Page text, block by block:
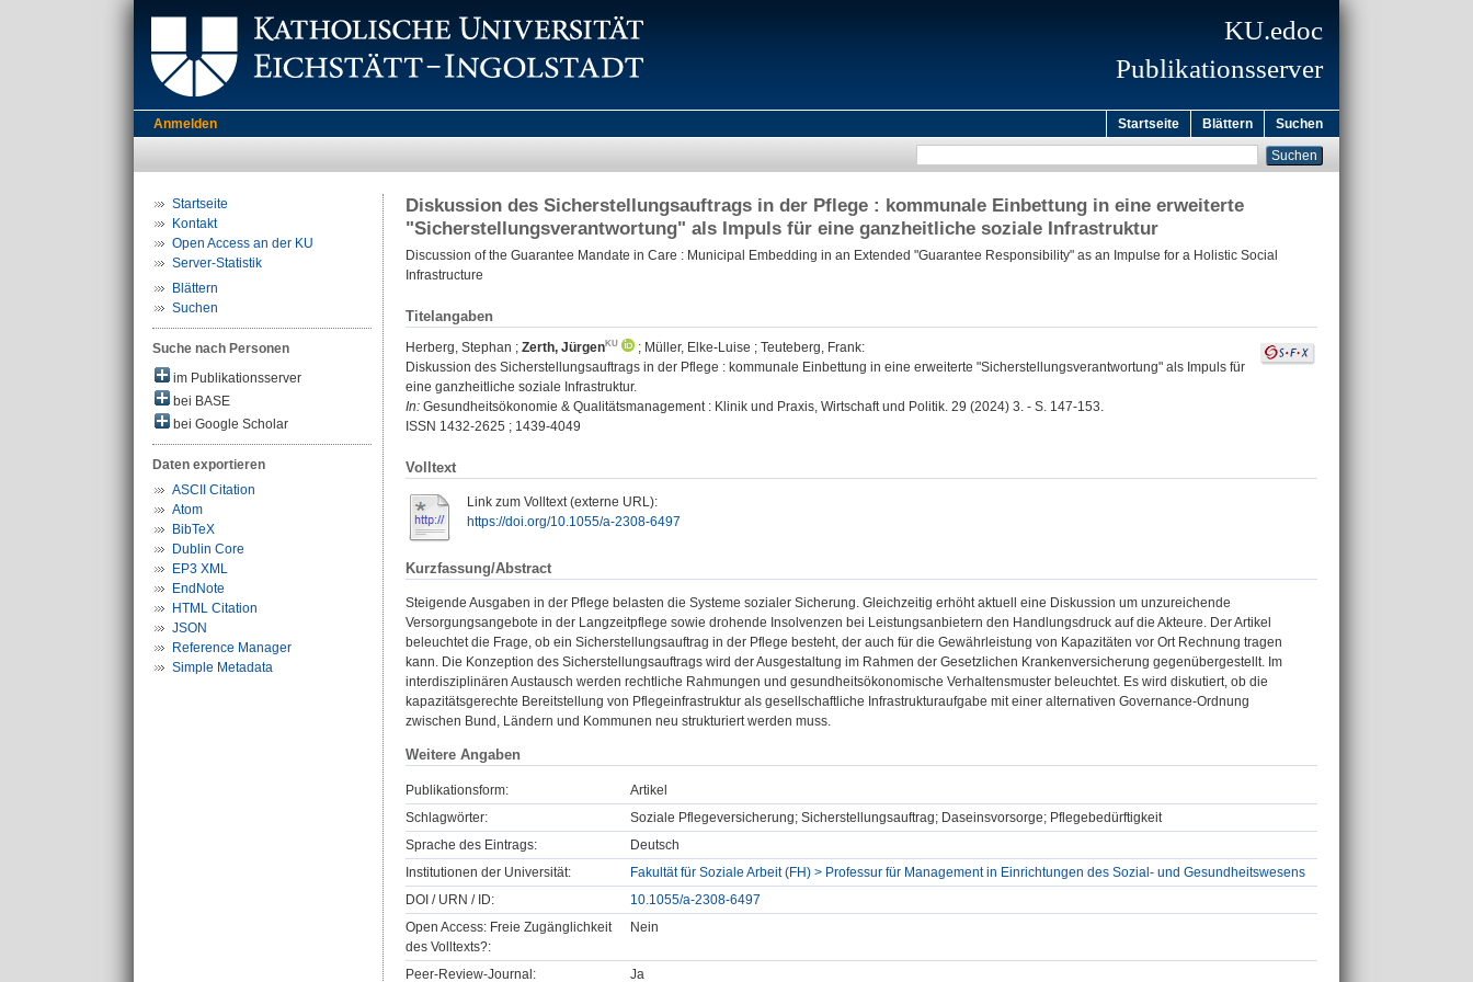
KU.edoc
Publikationsserver
Anmelden Startseite Blättern Suchen
Startseite
Kontakt
Open Access an der KU
Server-Statistik
Blättern
Suchen
Suche nach Personen
im Publikationsserver
bei BASE
bei Google Scholar
Daten exportieren
ASCII Citation
Atom
BibTeX
Dublin Core
EP3 XML
EndNote
HTML Citation
JSON
Reference Manager
Simple Metadata
Diskussion des Sicherstellungsauftrags in der Pflege : kommunale Einbettung in eine erweiterte
"Sicherstellungsverantwortung" als Impuls für eine ganzheitliche soziale Infrastruktur
Discussion of the Guarantee Mandate in Care : Municipal Embedding in an Extended "Guarantee Responsibility" as an Impulse for a Holistic Social
Infrastructure
Titelangaben
Herberg, Stephan ; Zerth, Jürgen ; Müller, Elke-Luise ; Teuteberg, Frank:
Diskussion des Sicherstellungsauftrags in der Pflege : kommunale Einbettung in eine erweiterte "Sicherstellungsverantwortung" als Impuls für
eine ganzheitliche soziale Infrastruktur.
In: Gesundheitsökonomie & Qualitätsmanagement : Klinik und Praxis, Wirtschaft und Politik. 29 (2024) 3. - S. 147-153.
ISSN 1432-2625 ; 1439-4049
Volltext
Link zum Volltext (externe URL):
https://doi.org/10.1055/a-2308-6497
Kurzfassung/Abstract
Steigende Ausgaben in der Pflege belasten die Systeme sozialer Sicherung. Gleichzeitig erhöht aktuell eine Diskussion um unzureichende
Versorgungsangebote in der Langzeitpflege sowie drohende Insolvenzen bei Leistungsanbietern den Handlungsdruck auf die Akteure. Der Artikel
beleuchtet die Frage, ob ein Sicherstellungsauftrag in der Pflege besteht, der auch für die Gewährleistung von Kapazitäten vor Ort Rechnung tragen
kann. Die Konzeption des Sicherstellungsauftrags wird der Ausgestaltung im Rahmen der Gesetzlichen Krankenversicherung gegenübergestellt. Im
interdisziplinären Austausch werden rechtliche Rahmungen und gesundheitsökonomische Verhaltensmuster beleuchtet. Es wird diskutiert, ob die
kapazitätsgerechte Bereitstellung von Pflegeinfrastruktur als gesellschaftliche Infrastrukturaufgabe mit einer alternativen Governance-Ordnung
zwischen Bund, Ländern und Kommunen neu strukturiert werden muss.
Weitere Angaben
Publikationsform:
Artikel
Schlagwörter:
Soziale Pflegeversicherung; Sicherstellungsauftrag; Daseinsvorsorge; Pflegebedürftigkeit
Sprache des Eintrags:
Deutsch
Institutionen der Universität:
Fakultät für Soziale Arbeit (FH) > Professur für Management in Einrichtungen des Sozial- und Gesundheitswesens
DOI / URN / ID:
10.1055/a-2308-6497
Open Access: Freie Zugänglichkeit
des Volltexts?:
Nein
Peer-Review-Journal: Ja